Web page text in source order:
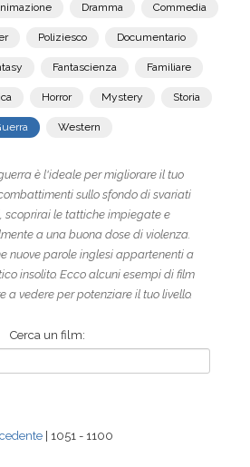
Dramma Commedia
Poliziesco Documentario
Fantascienza Familiare
Horror Mystery Storia
Western
è l'ideale per migliorare il tuo
sullo sfondo di svariati
scoprirai le tattiche impiegate e
a una buona dose di violenza.
nuove parole inglesi appartenenti a
insolito. Ecco alcuni esempi di film
a vedere per potenziare il tuo livello.
Cerca un film:
| 1051 - 1100